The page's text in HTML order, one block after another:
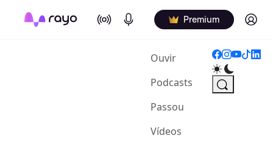
On Air Podcasts Premium Log in
Ouvir(current)
Podcasts
Passou
Vídeos